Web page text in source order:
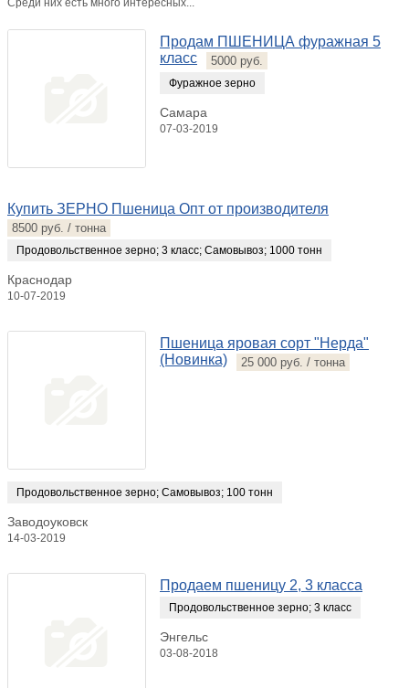
Среди них есть много интересных...
Продам ПШЕНИЦА фуражная 5
класс
5000 руб.
Фуражное зерно
Самара
07-03-2019
Купить ЗЕРНО Пшеница Опт от производителя
8500 руб. / тонна
Продовольственное зерно; 3 класс; Самовывоз; 1000 тонн
Краснодар
10-07-2019
Пшеница яровая сорт "Нерда"
(Новинка)
25 000 руб. / тонна
Продовольственное зерно; Самовывоз; 100 тонн
Заводоуковск
14-03-2019
Продаем пшеницу 2, 3 класса
Продовольственное зерно; 3 класс
Энгельс
03-08-2018